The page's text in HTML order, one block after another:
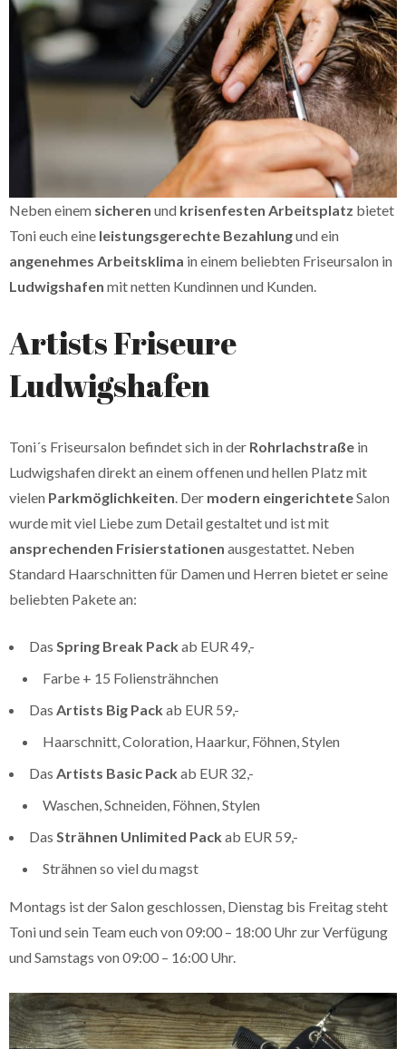
Neben einem sicheren und krisenfesten Arbeitsplatz bietet
Toni euch eine leistungsgerechte Bezahlungund ein
angenehmes Arbeitsklima in einem beliebten Friseursalon in
Ludwigshafen mit netten Kundinnen und Kunden.
Artists Friseure
Ludwigshafen
Toni´s Friseursalon befindet sich in der Rohrlachstraße in
Ludwigshafen direkt an einem offenen und hellen Platz mit
vielen Parkmöglichkeiten. Der modern eingerichteteSalon
wurde mit viel Liebe zum Detail gestaltet und ist mit
ansprechenden Frisierstationen ausgestattet. Neben
Standard Haarschnitten für Damen und Herren bietet er seine
beliebten Pakete an:
Das Spring Break Pack ab EUR 49,-
Farbe + 15 Foliensträhnchen
Das Artists Big Pack ab EUR 59,-
Haarschnitt, Coloration, Haarkur, Föhnen, Stylen
Das Artists Basic Pack ab EUR 32,-
Waschen, Schneiden, Föhnen, Stylen
Das Strähnen Unlimited Pack ab EUR 59,-
Strähnen so viel du magst
Montags ist der Salon geschlossen, Dienstag bis Freitag steht
Toni und sein Team euch von 09:00 – 18:00 Uhr zur Verfügung
und Samstags von 09:00 – 16:00 Uhr.